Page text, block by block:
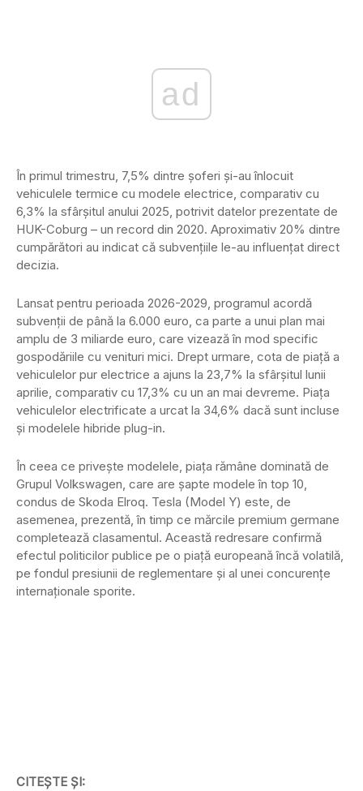
ad
În primul trimestru, 7,5% dintre șoferi și-au înlocuit
vehiculele termice cu modele electrice, comparativ cu
6,3% la sfârșitul anului 2025, potrivit datelor prezentate de
HUK-Coburg – un record din 2020. Aproximativ 20% dintre
cumpărători au indicat că subvențiile le-au influențat direct
decizia.
Lansat pentru perioada 2026-2029, programul acordă
subvenții de până la 6.000 euro, ca parte a unui plan mai
amplu de 3 miliarde euro, care vizează în mod specific
gospodăriile cu venituri mici. Drept urmare, cota de piață a
vehiculelor pur electrice a ajuns la 23,7% la sfârșitul lunii
aprilie, comparativ cu 17,3% cu un an mai devreme. Piața
vehiculelor electrificate a urcat la 34,6% dacă sunt incluse
și modelele hibride plug-in.
În ceea ce privește modelele, piața rămâne dominată de
Grupul Volkswagen, care are șapte modele în top 10,
condus de Skoda Elroq. Tesla (Model Y) este, de
asemenea, prezentă, în timp ce mărcile premium germane
completează clasamentul. Această redresare confirmă
efectul politicilor publice pe o piață europeană încă volatilă,
pe fondul presiunii de reglementare și al unei concurențe
internaționale sporite.
CITEȘTE ȘI: